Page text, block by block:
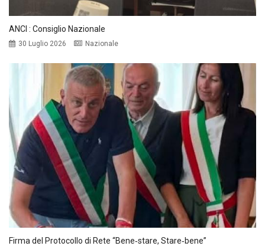
ANCI : Consiglio Nazionale
30 Luglio 2026 Nazionale
Firma del Protocollo di Rete “Bene‑stare, Stare‑bene”